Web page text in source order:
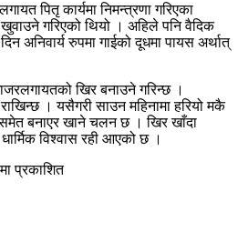
पितृ कार्यमा निमन्त्रणा गरिएका
खुवाउने गरिएको थियो । अहिले पनि वैदिक
अनिवार्य रुपमा गाईको दूधमा पायस अर्थात्
खिर बनाउने गरिन्छ ।
। यसैगरी साउन महिनामा हरियो मकै
बनाएर खाने चलन छ । खिर खाँदा
विश्वास रही आएको छ ।
प्रकाशित